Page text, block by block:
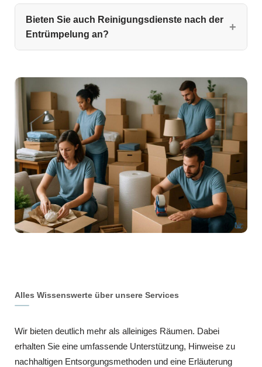
Bieten Sie auch Reinigungsdienste nach der
Entrümpelung an?
Alles Wissenswerte über unsere Services
Wir bieten deutlich mehr als alleiniges Räumen. Dabei
erhalten Sie eine umfassende Unterstützung, Hinweise zu
nachhaltigen Entsorgungsmethoden und eine Erläuterung